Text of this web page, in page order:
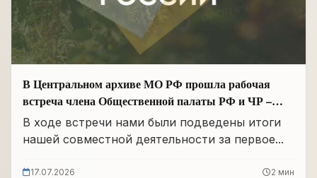
В Центральном архиве МО РФ прошла рабочая
встреча члена Общественной палаты РФ и ЧР –
Руководителя Регионального отделения «Поисковое
движение России» в ЧР Иса Сардалов с
Панковым
В ходе встречи нами были подведены итоги
нашей совместной деятельности за первое...
17.07.2026 2 мин